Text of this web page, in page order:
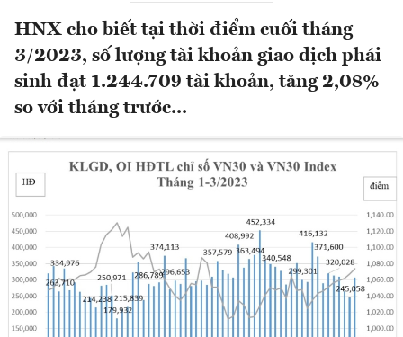
HNX cho biết tại thời điểm cuối tháng
3/2023, số lượng tài khoản giao dịch phái
sinh đạt 1.244.709 tài khoản, tăng 2,08%
so với tháng trước...